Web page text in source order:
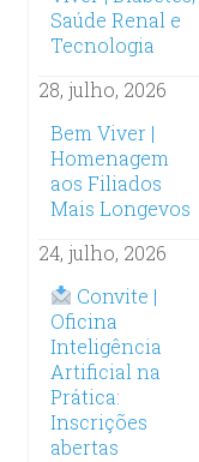
Saúde Renal e
Tecnologia
28, julho, 2026
Bem Viver |
Homenagem
aos Filiados
Mais Longevos
24, julho, 2026
Convite |
Oficina
Inteligência
Artificial na
Prática:
Inscrições
abertas